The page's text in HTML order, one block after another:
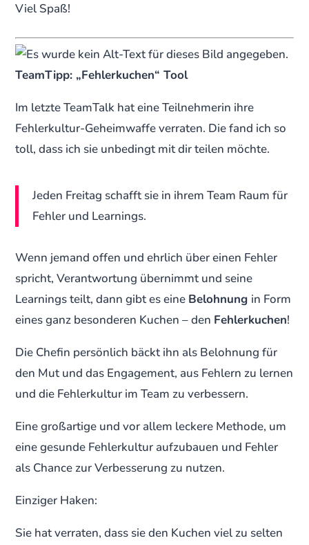
Viel Spaß!
TeamTipp: „Fehlerkuchen“ Tool
Im letzte TeamTalk hat eine Teilnehmerin ihre
Fehlerkultur-Geheimwaffe verraten. Die fand ich so
toll, dass ich sie unbedingt mit dir teilen möchte.
Jeden Freitag schafft sie in ihrem Team Raum für
Fehler und Learnings.
Wenn jemand offen und ehrlich über einen Fehler
spricht, Verantwortung übernimmt und seine
Learnings teilt, dann gibt es eine Belohnung in Form
eines ganz besonderen Kuchen – den Fehlerkuchen!
Die Chefin persönlich bäckt ihn als Belohnung für
den Mut und das Engagement, aus Fehlern zu lernen
und die Fehlerkultur im Team zu verbessern.
Eine großartige und vor allem leckere Methode, um
eine gesunde Fehlerkultur aufzubauen und Fehler
als Chance zur Verbesserung zu nutzen.
Einziger Haken:
Sie hat verraten, dass sie den Kuchen viel zu selten